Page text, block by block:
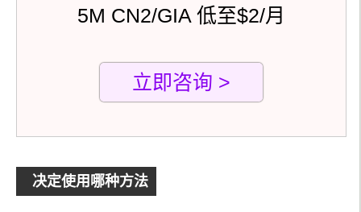
5M CN2/GIA 低至$2/月
立即咨询 >
决定使用哪种方法